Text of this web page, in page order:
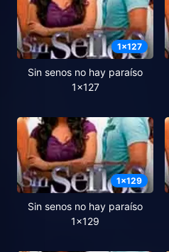
1x127
Sin senos no hay paraíso
1x127
1x129
Sin senos no hay paraíso
1x129